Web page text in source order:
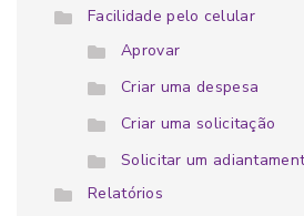
Facilidade pelo celular
Aprovar
Criar uma despesa
Criar uma solicitação
Solicitar um
Relatórios